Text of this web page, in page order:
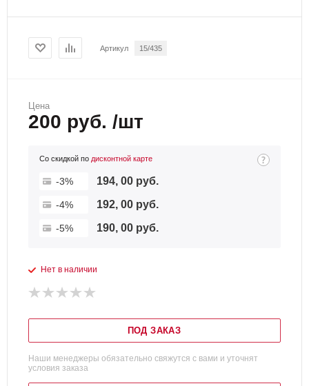
Артикул 15/435
Цена
200 руб. /шт
Со скидкой по дисконтной карте
-3% 194, 00 руб.
-4% 192, 00 руб.
-5% 190, 00 руб.
Нет в наличии
ПОД ЗАКАЗ
Наши менеджеры обязательно свяжутся с вами и уточнят
условия заказа